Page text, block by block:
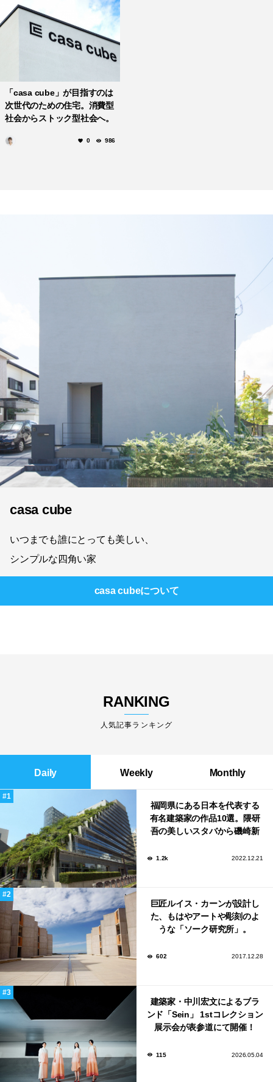
「casa cube」が目指すのは
次世代のための住宅。消費型
社会からストック型社会へ。
0 986
casa cube
いつまでも誰にとっても美しい、
シンプルな四角い家
casa cubeについて
RANKING
人気記事ランキング
Daily Weekly Monthly
福岡県にある日本を代表する
有名建築家の作品10選。隈研
吾の美しいスタバから磯崎新
1.2k 2022.12.21
巨匠ルイス・カーンが設計し
た、もはやアートや彫刻のよ
うな「ソーク研究所」。
602 2017.12.28
建築家・中川宏文によるブラ
ンド「Sein」 1stコレクション
展示会が表参道にて開催！
115 2026.05.04